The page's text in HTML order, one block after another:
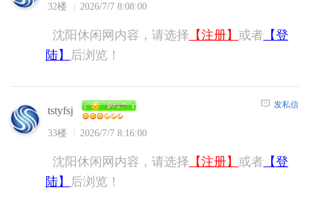
32楼 2026/7/7 8:08:00
沈阳休闲网内容，请选择 【注册】 或者 【登
陆】
后浏览！
tstyfsj
33楼 2026/7/7 8:16:00
发私信
沈阳休闲网内容，请选择 【注册】 或者 【登
陆】
后浏览！